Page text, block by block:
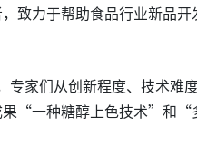
致力于帮助食品行业新品开
专家们从创新程度、技术难
果“一种糖醇上色技术”和“